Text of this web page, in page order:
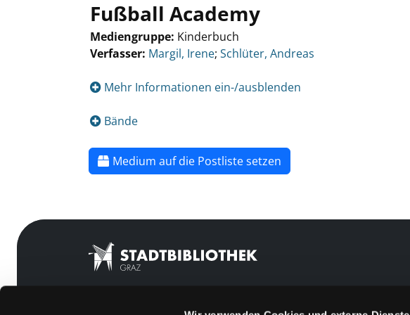
Fußball Academy
Mediengruppe: Kinderbuch
Verfasser: Margil, Irene; Schlüter, Andreas
Mehr Informationen ein-/ausblenden
Bände
Medium auf die Postliste setzen